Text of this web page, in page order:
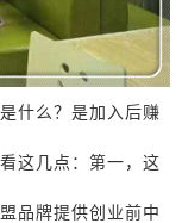
什么？是加入后赚
这几点：第一，这
品牌提供创业前中